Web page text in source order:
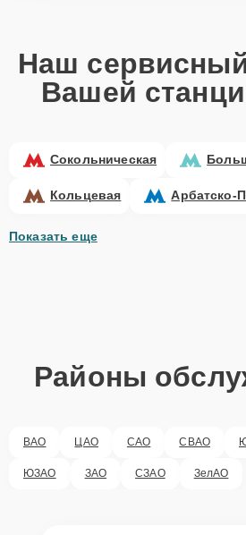
Наш
Вашей
Сокольническая
Кольцевая Арбатско-
Показать еще
Районы
ВАО ЦАО САО СВАО
ЮЗАО ЗАО СЗАО ЗелАО